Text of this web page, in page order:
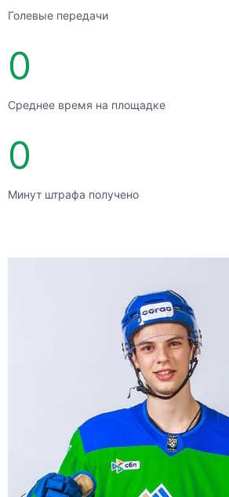
Голевые передачи
0
Среднее время на площадке
0
Минут штрафа получено